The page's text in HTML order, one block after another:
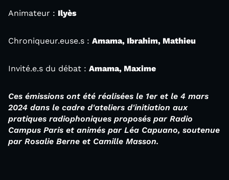
Animateur : Ilyès
Chroniqueur.euse.s : Amama, Ibrahim, Mathieu
Invité.e.s du débat : Amama, Maxime
Ces émissions ont été réalisées le 1er et le 4 mars
2024 dans le cadre d'ateliers d'initiation aux
pratiques radiophoniques proposés par Radio
Campus Paris et animés par Léa Capuano, soutenue
par Rosalie Berne et Camille Masson.